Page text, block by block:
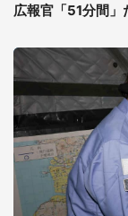
広報官「51分間」